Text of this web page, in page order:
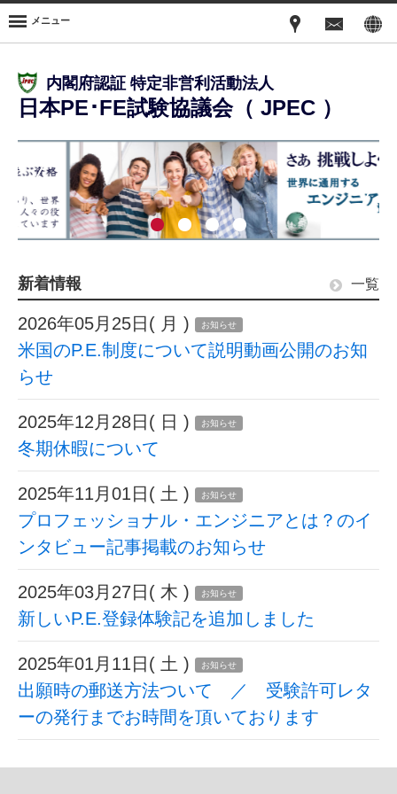
内閣府認証 特定非営利活動法人
日本PE･FE試験協議会（ JPEC ）
メニュー
新着情報 一覧
2026年05月25日( 月 ) お知らせ
米国のP.E.制度について説明動画公開のお知
らせ
2025年12月28日( 日 ) お知らせ
冬期休暇について
2025年11月01日( 土 ) お知らせ
プロフェッショナル・エンジニアとは？のイ
ンタビュー記事掲載のお知らせ
2025年03月27日( 木 ) お知らせ
新しいP.E.登録体験記を追加しました
2025年01月11日( 土 ) お知らせ
出願時の郵送方法ついて ／ 受験許可レタ
ーの発行までお時間を頂いております